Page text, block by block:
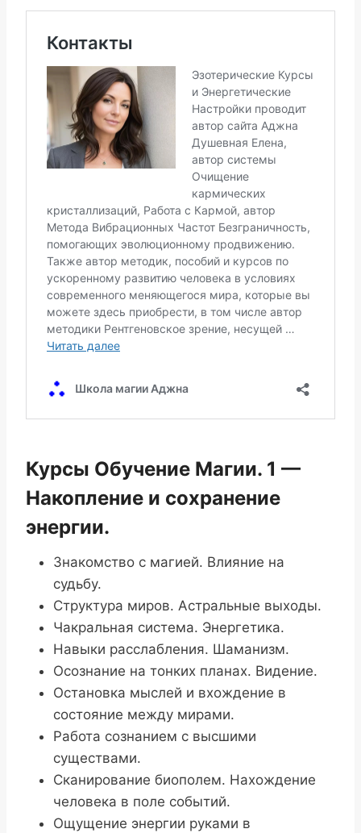
Курсы Обучение Магии. 1 —
Накопление и сохранение
энергии.
Знакомство с магией. Влияние на
судьбу.
Структура миров. Астральные выходы.
Чакральная система. Энергетика.
Навыки расслабления. Шаманизм.
Осознание на тонких планах. Видение.
Остановка мыслей и вхождение в
состояние между мирами.
Работа сознанием с высшими
существами.
Сканирование биополем. Нахождение
человека в поле событий.
Ощущение энергии руками в